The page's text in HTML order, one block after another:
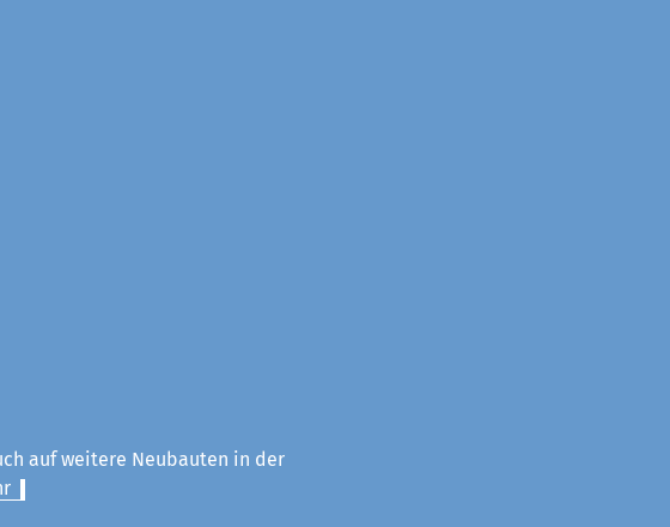
auf weitere Neubauten in der